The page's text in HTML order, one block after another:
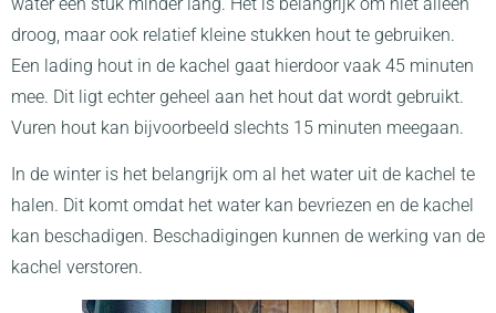
droog, maar ook relatief kleine stukken hout te gebruiken.
Een lading hout in de kachel gaat hierdoor vaak 45 minuten
mee. Dit ligt echter geheel aan het hout dat wordt gebruikt.
Vuren hout kan bijvoorbeeld slechts 15 minuten meegaan.
In de winter is het belangrijk om al het water uit de kachel te
halen. Dit komt omdat het water kan bevriezen en de kachel
kan beschadigen. Beschadigingen kunnen de werking van de
kachel verstoren.